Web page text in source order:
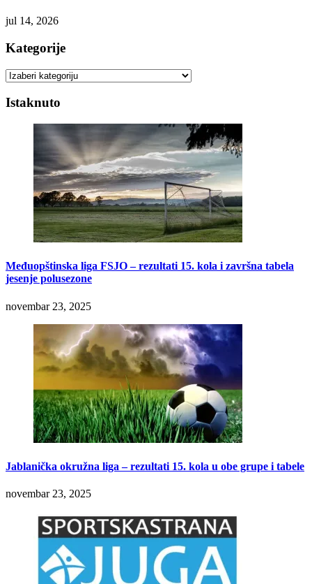
jul 14, 2026
Kategorije
Kategorije
Istaknuto
Međuopštinska liga FSJO – rezultati 15. kola i završna tabela
jesenje polusezone
novembar 23, 2025
Jablanička okružna liga – rezultati 15. kola u obe grupe i tabele
novembar 23, 2025